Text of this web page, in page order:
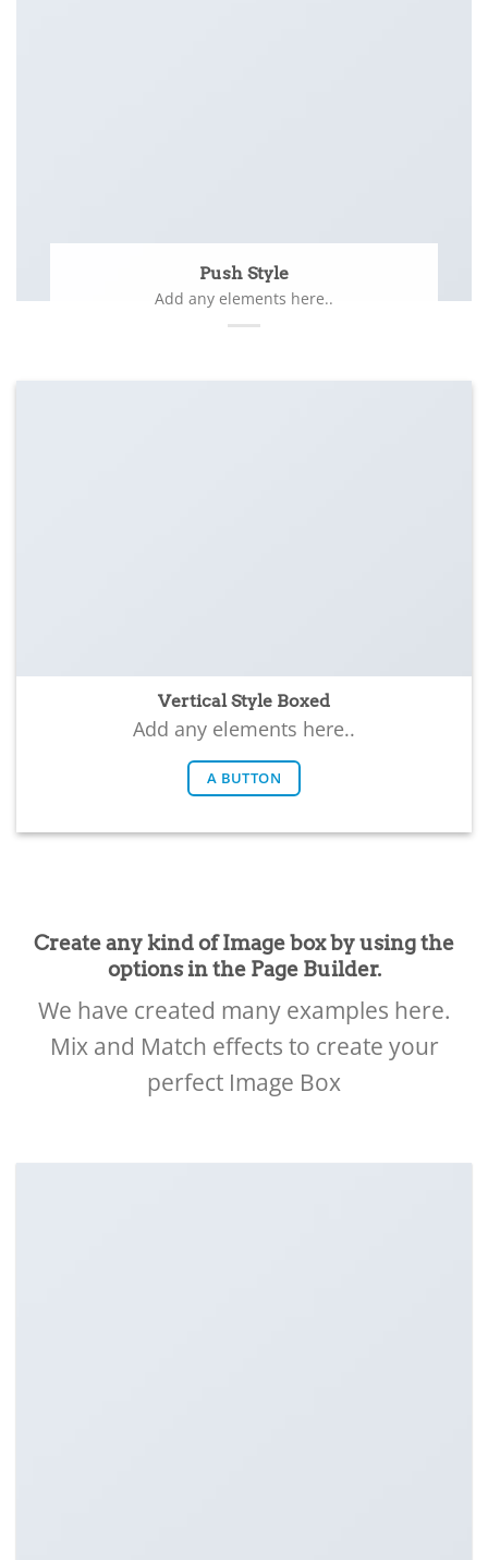
Push Style
Add any elements here..
Vertical Style Boxed
Add any elements here..
A BUTTON
Create any kind of Image box by using the
options in the Page Builder.
We have created many examples here.
Mix and Match effects to create your
perfect Image Box